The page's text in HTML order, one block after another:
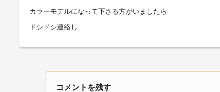
カラーモデルになって下さる方がいましたら
ドシドシ連絡し
コメントを残す